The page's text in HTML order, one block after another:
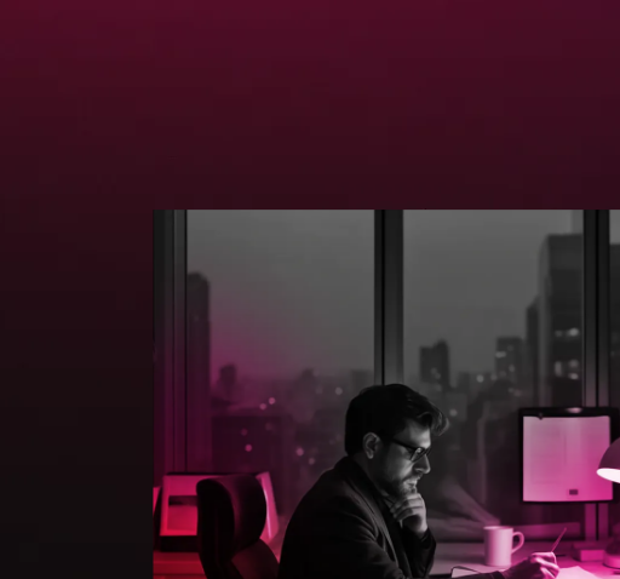
4
5
6
7
4
5
6
7